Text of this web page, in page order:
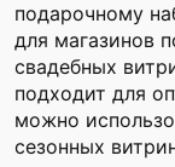
подарочному
для магазинов
свадебных
подходит для
можно
сезонных